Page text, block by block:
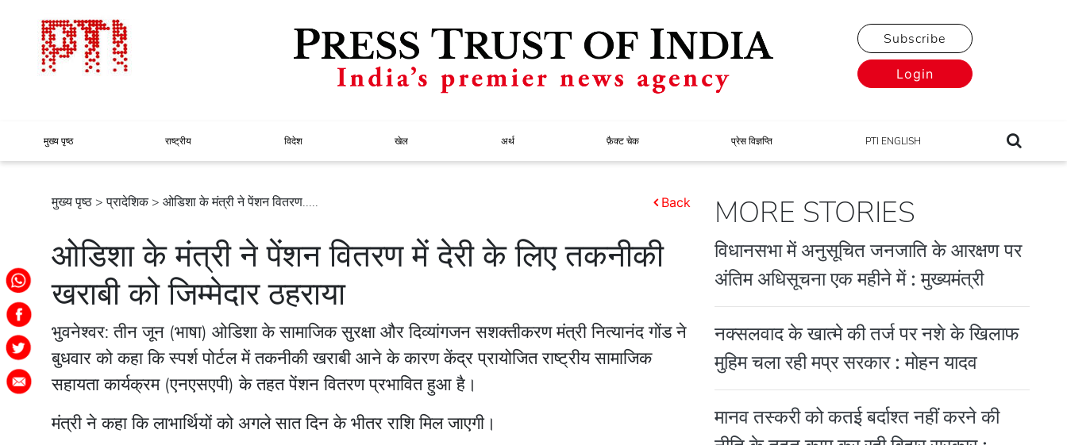
Subscribe
Login
मुख्य पृष्ठ राष्ट्रीय विदेश खेल अर्थ फ़ैक्ट चेक प्रेस विज्ञप्ति PTI ENGLISH
मुख्य पृष्ठ >प्रादेशिक> ओडिशा के मंत्री ने पेंशन वितरण..... Back
ओडिशा के मंत्री ने पेंशन वितरण में देरी के लिए तकनीकी
खराबी को जिम्मेदार ठहराया
भुवनेश्वर: तीन जून (भाषा) ओडिशा के सामाजिक सुरक्षा और दिव्यांगजन सशक्तीकरण मंत्री नित्यानंद गोंड ने
बुधवार को कहा कि स्पर्श पोर्टल में तकनीकी खराबी आने के कारण केंद्र प्रायोजित राष्ट्रीय सामाजिक
सहायता कार्यक्रम (एनएसएपी) के तहत पेंशन वितरण प्रभावित हुआ है।
मंत्री ने कहा कि लाभार्थियों को अगले सात दिन के भीतर राशि मिल जाएगी।
MORE STORIES
विधानसभा में अनुसूचित जनजाति के आरक्षण पर
अंतिम अधिसूचना एक महीने में : मुख्यमंत्री
नक्सलवाद के खात्मे की तर्ज पर नशे के खिलाफ
मुहिम चला रही मप्र सरकार : मोहन यादव
मानव तस्करी को कतई बर्दाश्त नहीं करने की